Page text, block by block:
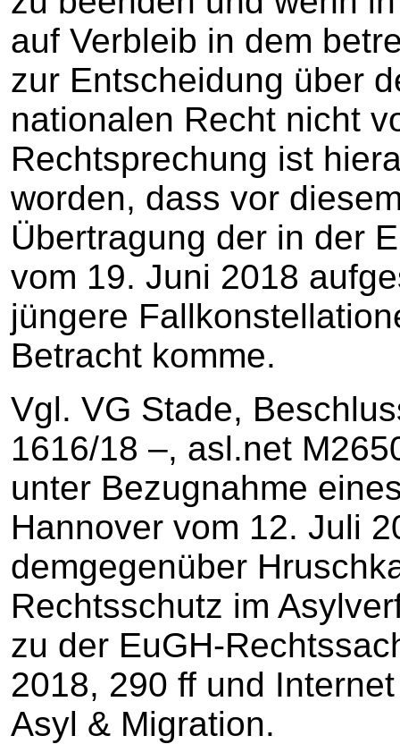
auf Verbleib in dem
zur Entscheidung über
nationalen Recht nicht
Rechtsprechung ist
worden, dass vor
Übertragung der in der
vom 19. Juni 2018
jüngere
Betracht komme.
Vgl. VG Stade,
1616/18 –, asl.net
unter Bezugnahme
Hannover vom 12. Juli
demgegenüber
Rechtsschutz im
zu der EuGH-
2018, 290 ff und
Asyl & Migration.